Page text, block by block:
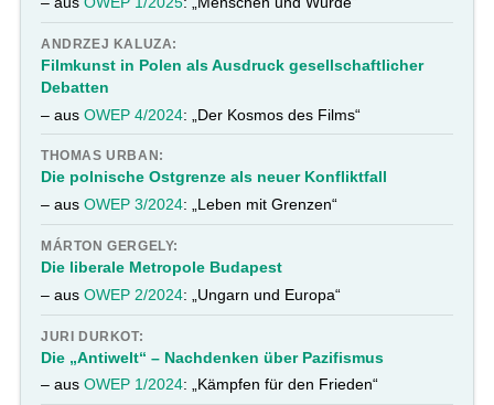
ANDRZEJ KALUZA:
Filmkunst in Polen als Ausdruck gesellschaftlicher
Debatten
– ausOWEP 4/2024: „Der Kosmos des Films“
THOMAS URBAN:
Die polnische Ostgrenze als neuer Konfliktfall
– ausOWEP 3/2024: „Leben mit Grenzen“
MÁRTON GERGELY:
Die liberale Metropole Budapest
– ausOWEP 2/2024: „Ungarn und Europa“
JURI DURKOT:
Die „Antiwelt“ – Nachdenken über Pazifismus
– ausOWEP 1/2024: „Kämpfen für den Frieden“